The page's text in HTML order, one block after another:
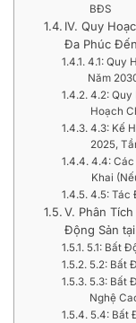
BĐS
IV. Quy
Đa Phúc
4.1: Quy
Năm
4.2: Quy
Hoạch
4.3: Kế
2025,
4.4: Các
Khai
4.5: Tác
V. Phân
Động Sản
5.1: Bất
5.2: Bất
5.3: Bất
Nghệ
5.4: Bất